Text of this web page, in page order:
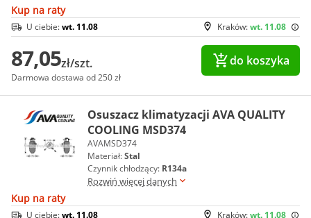
Kup na raty
Kraków:wt. 11.08
U ciebie:wt. 11.08
87,05zł/szt.
Darmowa dostawa od 250 zł
do koszyka
Osuszacz klimatyzacji AVA QUALITY
COOLING MSD374
AVAMSD374
Materiał:Stal
Czynnik chłodzący: R134a
Rozwiń więcej danych
Kup na raty
Kraków:wt. 11.08
U ciebie:wt. 11.08